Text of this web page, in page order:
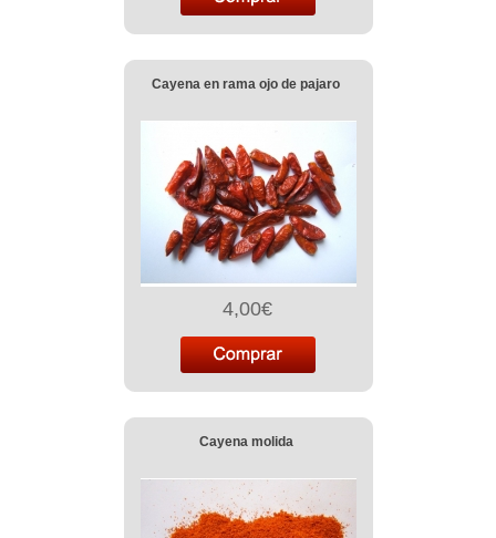
Cayena en rama ojo de pajaro
4,00€
Cayena molida